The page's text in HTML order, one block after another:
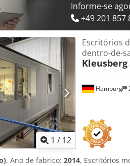
Informe-se
+49 201 857
1 / 12
Hamburg
Escritórios
dentro-de-
Kleusberg
, Ano de fabrico: 2014, Escritórios